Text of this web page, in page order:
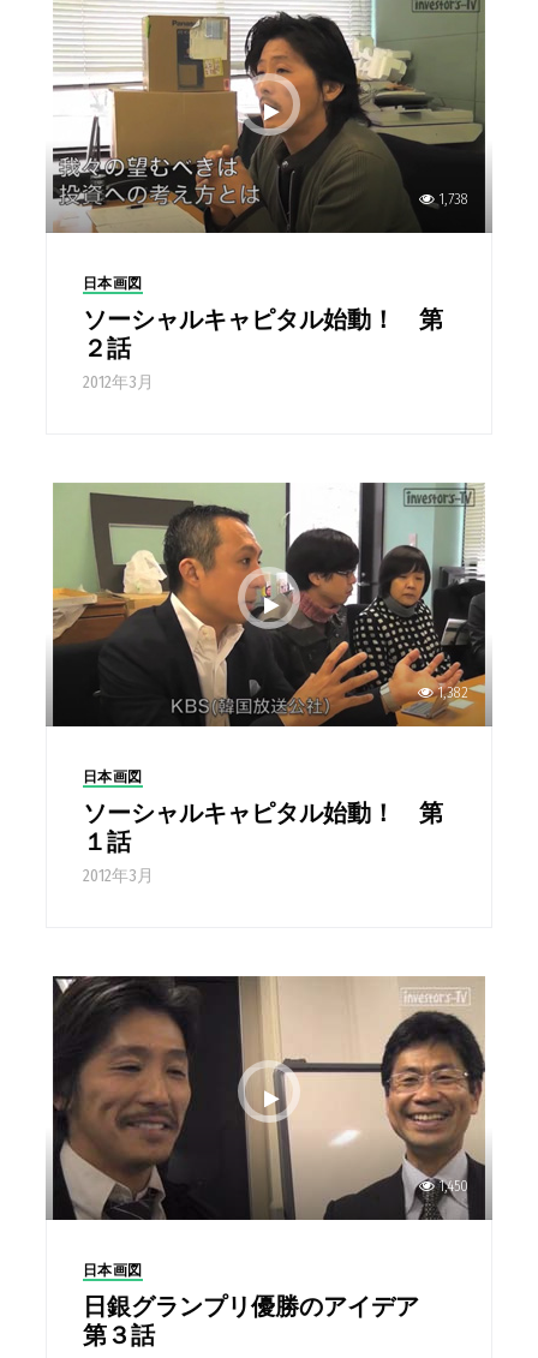
1,738
日本画図
ソーシャルキャピタル始動！ 第
２話
2012年3月
1,382
日本画図
ソーシャルキャピタル始動！ 第
１話
2012年3月
1,450
日本画図
日銀グランプリ優勝のアイデア
第３話